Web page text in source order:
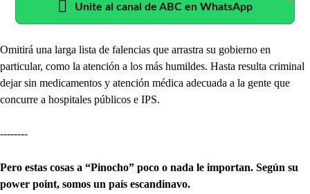
Unite al canal de ABC en WhatsApp
Omitirá una larga lista de falencias que arrastra su gobierno en
particular, como la atención a los más humildes. Hasta resulta criminal
dejar sin medicamentos y atención médica adecuada a la gente que
concurre a hospitales públicos e IPS.
--------
Pero estas cosas a “Pinocho” poco o nada le importan. Según su
power point, somos un país escandinavo.